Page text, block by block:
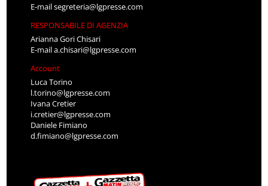
E-mailsegreteria@lgpresse.com
RESPONSABILE DI AGENZIA
Arianna Gori Chisari
E-maila.chisari@lgpresse.com
Account
Luca Torino
l.torino@lgpresse.com
Ivana Cretier
i.cretier@lgpresse.com
Daniele Fimiano
d.fimiano@lgpresse.com